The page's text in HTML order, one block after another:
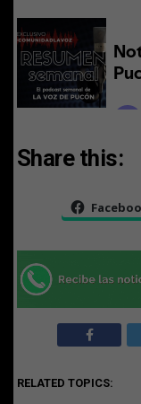
Share this:
RELATED TOPICS: